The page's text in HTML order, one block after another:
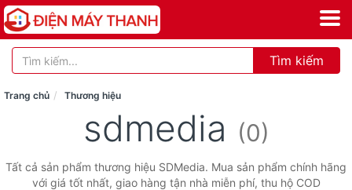
Tìm kiếm
Trang chủ Thương hiệu
sdmedia (0)
Tất cả sản phẩm thương hiệu SDMedia. Mua sản phẩm chính hãng
với giá tốt nhất, giao hàng tận nhà miễn phí, thu hộ COD